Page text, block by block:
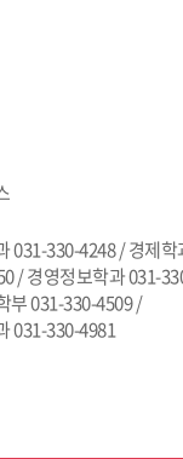
031-330-4248 / 경제학
/ 경영정보학과 031-
부 031-330-4509 /
031-330-4981